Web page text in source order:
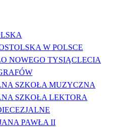
W POLSCE
NOWEGO TYSIĄCLECIA
SZKOŁA MUZYCZNA
SZKOŁA LEKTORA
PAWŁA II